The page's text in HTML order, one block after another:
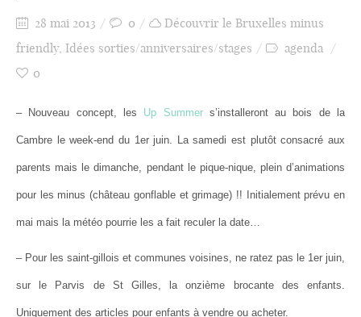
28 mai 2013 0
Découvrir le Bruxelles minus
friendly, Idées sorties/anniversaires/stages
agenda
0
– Nouveau concept, les Up Summers’installeront au bois de la
Cambre le week-end du 1er juin. La samedi est plutôt consacré aux
parents mais le dimanche, pendant le pique-nique, plein d’animations
pour les minus (château gonflable et grimage) !! Initialement prévu en
mai mais la météo pourrie les a fait reculer la date…
– Pour les saint-gillois et communes voisines, ne ratez pas le 1er juin,
sur le Parvis de St Gilles, la onzième brocante des enfants.
Uniquement des articles pour enfants à vendre ou acheter.